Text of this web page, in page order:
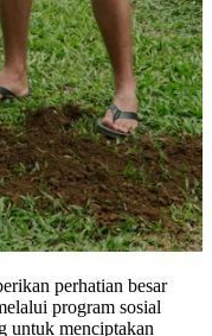
perhatian besar
program sosial
untuk menciptakan